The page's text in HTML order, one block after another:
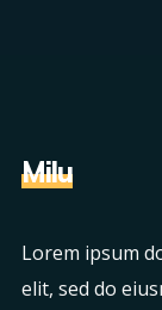
Milu
Lorem ipsum
elit, sed do